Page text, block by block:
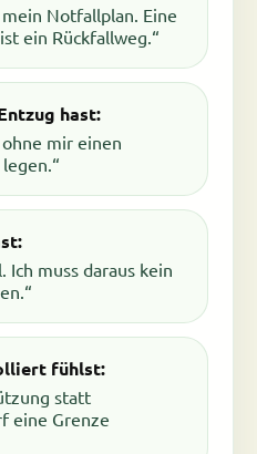
Notfallplan. Eine
ein Rückfallweg.“
hast:
mir einen
Ich muss daraus kein
fühlst:
statt
eine Grenze